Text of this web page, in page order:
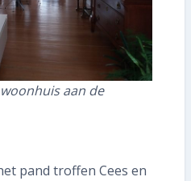
aan de
pand troffen Cees en